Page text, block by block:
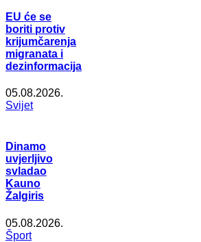
EU će se
boriti protiv
krijumčarenja
migranata i
dezinformacija
05.08.2026.
Svijet
Dinamo
uvjerljivo
svladao
Kauno
Žalgiris
05.08.2026.
Šport